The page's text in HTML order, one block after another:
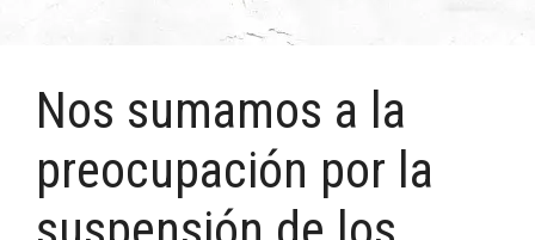
Nos sumamos a la
preocupación por la